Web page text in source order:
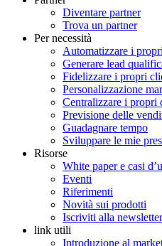
Diventare partner
Trova un partner
Per necessità
Automatizzare i
Generare lead
Fidelizzare i propri
Personalizzazione
Centralizzare i propri
Previsione delle
Guadagnare tempo
Sviluppare le mie
Risorse
White paper e casi
Eventi
Riferimenti
Novità sui prodotti
Iscriviti alla newsletter
link utili
Introduzione al